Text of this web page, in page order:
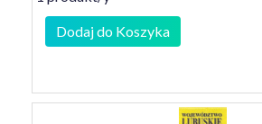
Dodaj do Koszyka